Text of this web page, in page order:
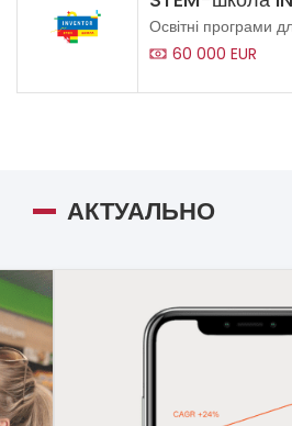
Освітні програми
60 000 EUR
АКТУАЛЬНО